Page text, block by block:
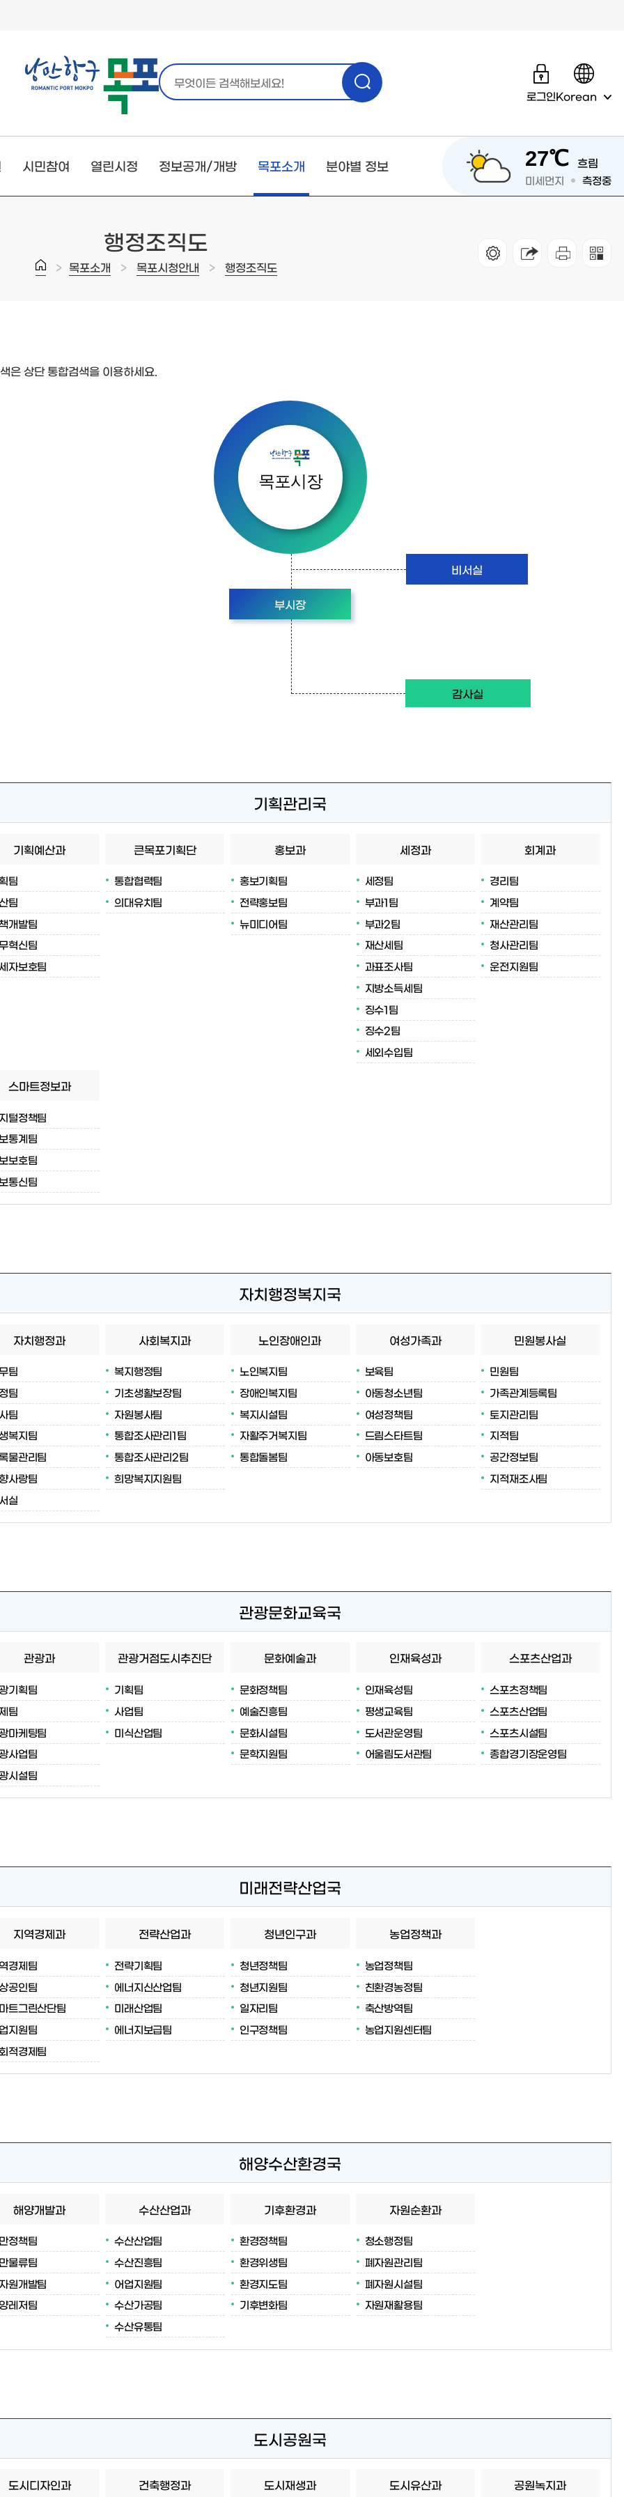
로그인Korean
시민참여 열린시정 정보공개/개방 목포소개 분야별 정보 27℃ 흐림
미세먼지 측정중
행정조직도
> 목포소개 > 목포시청안내 > 행정조직도
은 상단 통합검색을 이용하세요.
목포시장
비서실
부시장
감사실
기획관리국
기획예산과
팀
팀
개발팀
혁신팀
자보호팀
큰목포기획단
통합협력팀
의대유치팀
홍보과
홍보기획팀
전략홍보팀
뉴미디어팀
세정과
세정팀
부과1팀
부과2팀
재산세팀
과표조사팀
지방소득세팀
징수1팀
징수2팀
세외수입팀
회계과
경리팀
계약팀
재산관리팀
청사관리팀
운전지원팀
스마트정보과
털정책팀
통계팀
보호팀
통신팀
자치행정복지국
자치행정과
팀
팀
팀
복지팀
물관리팀
사랑팀
실
사회복지과
복지행정팀
기초생활보장팀
자원봉사팀
통합조사관리1팀
통합조사관리2팀
희망복지지원팀
노인장애인과
노인복지팀
장애인복지팀
복지시설팀
자활주거복지팀
통합돌봄팀
여성가족과
보육팀
아동청소년팀
여성정책팀
드림스타트팀
아동보호팀
민원봉사실
민원팀
가족관계등록팀
토지관리팀
지적팀
공간정보팀
지적재조사팀
관광문화교육국
관광과
기획팀
팀
마케팅팀
사업팀
시설팀
관광거점도시추진단
기획팀
사업팀
미식산업팀
문화예술과
문화정책팀
예술진흥팀
문화시설팀
문학지원팀
인재육성과
인재육성팀
평생교육팀
도서관운영팀
어울림도서관팀
스포츠산업과
스포츠정책팀
스포츠산업팀
스포츠시설팀
종합경기장운영팀
미래전략산업국
지역경제과
경제팀
공인팀
트그린산단팀
지원팀
적경제팀
전략산업과
전략기획팀
에너지신산업팀
미래산업팀
에너지보급팀
청년인구과
청년정책팀
청년지원팀
일자리팀
인구정책팀
농업정책과
농업정책팀
친환경농정팀
축산방역팀
농업지원센터팀
해양수산환경국
해양개발과
정책팀
물류팀
원개발팀
레저팀
수산산업과
수산산업팀
수산진흥팀
어업지원팀
수산가공팀
수산유통팀
기후환경과
환경정책팀
환경위생팀
환경지도팀
기후변화팀
자원순환과
청소행정팀
폐자원관리팀
폐자원시설팀
자원재활용팀
도시공원국
도시디자인과 건축행정과 도시재생과 도시유산과 공원녹지과